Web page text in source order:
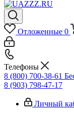
Отложенные 0
Телефоны
8 (800) 700-38-61
8 (903) 798-47-17
Личный